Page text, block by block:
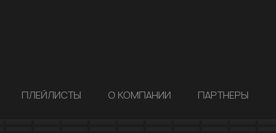
ПЛЕЙЛИСТЫ О КОМПАНИИ ПАРТНЕРЫ